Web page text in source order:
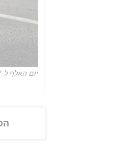
יום האלף ל-7 באוקטובר: מפגינים חסמו את הכניסה לכנסת והציבו ארון קבורה